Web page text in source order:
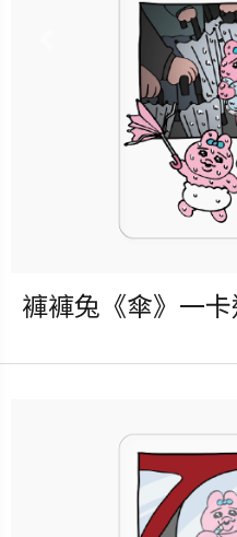
更多
發行：2025-
卡種：一卡通
褲褲兔《傘》一卡